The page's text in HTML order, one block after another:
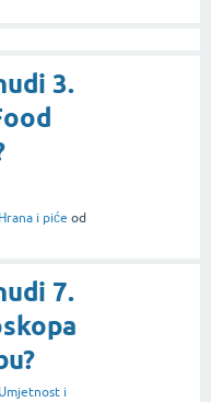
3.
Hrana i piće od
7.
Umjetnost i